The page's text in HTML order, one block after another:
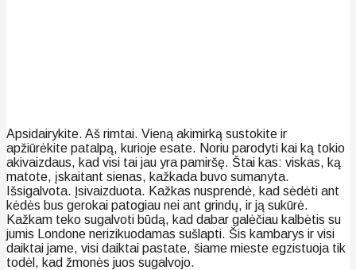
Apsidairykite. Aš rimtai. Vieną akimirką sustokite ir
apžiūrėkite patalpą, kurioje esate. Noriu parodyti kai ką tokio
akivaizdaus, kad visi tai jau yra pamiršę. Štai kas: viskas, ką
matote, įskaitant sienas, kažkada buvo sumanyta.
Išsigalvota. Įsivaizduota. Kažkas nusprendė, kad sėdėti ant
kėdės bus gerokai patogiau nei ant grindų, ir ją sukūrė.
Kažkam teko sugalvoti būdą, kad dabar galėčiau kalbėtis su
jumis Londone nerizikuodamas sušlapti. Šis kambarys ir visi
daiktai jame, visi daiktai pastate, šiame mieste egzistuoja tik
todėl, kad žmonės juos sugalvojo.